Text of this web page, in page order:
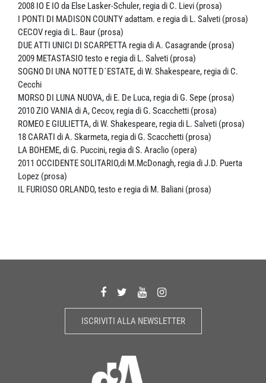
2008 IO E IO da Else Lasker-Schuler, regia di C. Lievi (prosa)
I PONTI DI MADISON COUNTY adattam. e regia di L. Salveti (prosa)
CECOV regia di L. Baur (prosa)
DUE ATTI UNICI DI SCARPETTA regia di A. Casagrande (prosa)
2009 METASTASIO testo e regia di L. Salveti (prosa)
SOGNO DI UNA NOTTE D´ESTATE, di W. Shakespeare, regia di C.
Cecchi
MORSO DI LUNA NUOVA, di E. De Luca, regia di G. Sepe (prosa)
2010 ZIO VANIA di A, Cecov, regia di G. Scacchetti (prosa)
ROMEO E GIULIETTA, di W. Shakespeare, regia di L. Salveti (prosa)
18 CARATI di A. Skarmeta, regia di G. Scacchetti (prosa)
LA BOHEME, di G. Puccini, regia di S. Araclio (opera)
2011 OCCIDENTE SOLITARIO,di M.McDonagh, regia di J.D. Puerta
Lopez (prosa)
IL FURIOSO ORLANDO, testo e regia di M. Baliani (prosa)
ISCRIVITI ALLA NEWSLETTER